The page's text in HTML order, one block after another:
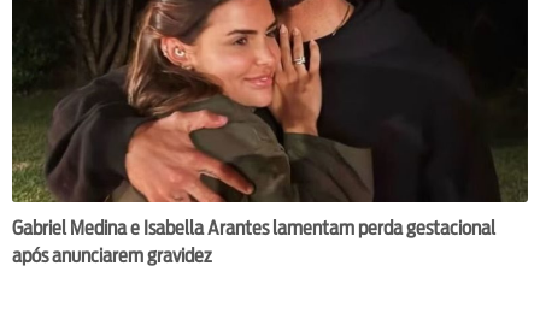
Gabriel Medina e Isabella Arantes lamentam perda gestacional
após anunciarem gravidez